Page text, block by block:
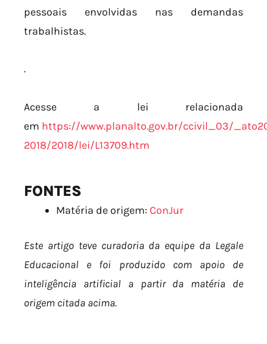
pessoais envolvidas nas demandas
trabalhistas.
.
Acesse a lei relacionada
em https://www.planalto.gov.br/ccivil_03/
2018/2018/lei/L13709.htm
FONTES
Matéria de origem: ConJur
Este artigo teve curadoria da equipe da Legale
Educacional e foi produzido com apoio de
inteligência artificial a partir da matéria de
origem citada acima.